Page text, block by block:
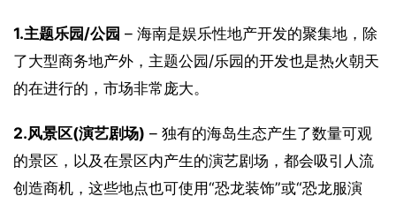
1.主题乐园/公园 – 海南是娱乐性地产开发的聚集地，除
了大型商务地产外，主题公园/乐园的开发也是热火朝天
的在进行的，市场非常庞大。
2.风景区(演艺剧场) – 独有的海岛生态产生了数量可观
的景区，以及在景区内产生的演艺剧场，都会吸引人流
创造商机，这些地点也可使用“恐龙装饰”或“恐龙服演